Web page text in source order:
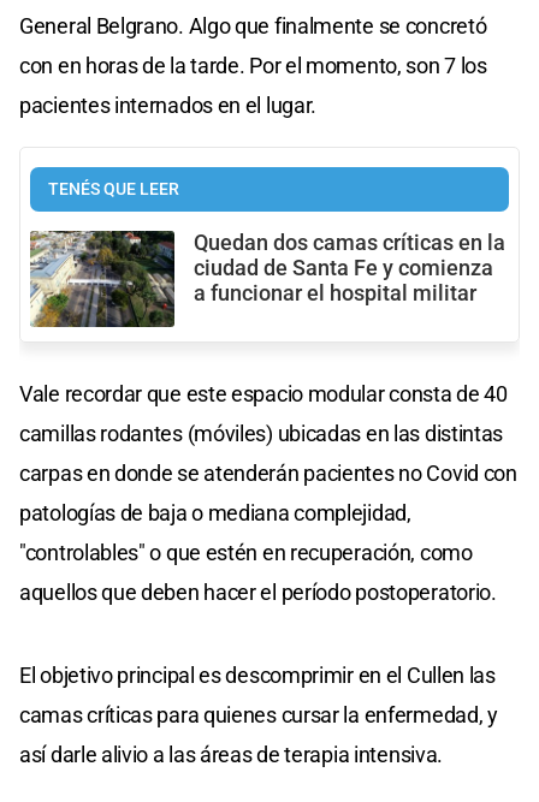
General Belgrano. Algo que finalmente se concretó
con en horas de la tarde. Por el momento, son 7 los
pacientes internados en el lugar.
TENÉS QUE LEER
Quedan dos camas críticas en la
ciudad de Santa Fe y comienza
a funcionar el hospital militar
Vale recordar que este espacio modular consta de 40
camillas rodantes (móviles) ubicadas en las distintas
carpas en donde se atenderán pacientes no Covid con
patologías de baja o mediana complejidad,
"controlables" o que estén en recuperación, como
aquellos que deben hacer el período postoperatorio.
El objetivo principal es descomprimir en el Cullen las
camas críticas para quienes cursar la enfermedad, y
así darle alivio a las áreas de terapia intensiva.